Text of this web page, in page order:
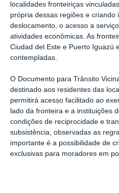
localidades fronteiriças
própria dessas regiões e criando
deslocamento, o acesso a
atividades econômicas. As
Ciudad del Este e Puerto Iguazú
contempladas.
O Documento para Trânsito
destinado aos residentes das
permitirá acesso facilitado ao
lado da fronteira e a instituições
condições de reciprocidade e
subsistência, observadas as
importante é a possibilidade de
exclusivas para moradores em